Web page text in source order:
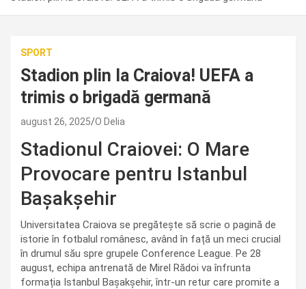
SPORT
Stadion plin la Craiova! UEFA a
trimis o brigadă germană
august 26, 2025 O Delia
Stadionul Craiovei: O Mare
Provocare pentru Istanbul
Bașakșehir
Universitatea Craiova se pregătește să scrie o pagină de
istorie în fotbalul românesc, având în față un meci crucial
în drumul său spre grupele Conference League. Pe 28
august, echipa antrenată de Mirel Rădoi va înfrunta
formația Istanbul Bașakșehir, într-un retur care promite a